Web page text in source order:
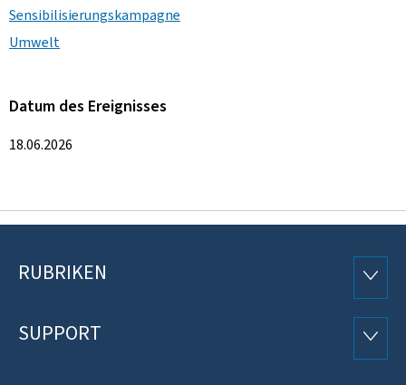
Sensibilisierungskampagne
Umwelt
Datum des Ereignisses
18.06.2026
Footer
RUBRIKEN
SUPPORT